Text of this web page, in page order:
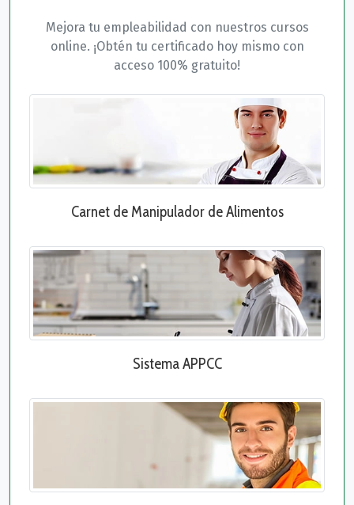
Mejora tu empleabilidad con nuestros cursos
online. ¡Obtén tu certificado hoy mismo con
acceso 100% gratuito!
Carnet de Manipulador de Alimentos
Sistema APPCC